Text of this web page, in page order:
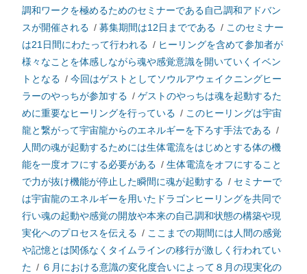
調和ワークを極めるためのセミナーである自己調和アドバン
スが開催される / 募集期間は12日までである / このセミナー
は21日間にわたって行われる / ヒーリングを含めて参加者が
様々なことを体感しながら魂や感覚意識を開いていくイベン
トとなる / 今回はゲストとしてソウルアウェイクニングヒー
ラーのやっちが参加する / ゲストのやっちは魂を起動するた
めに重要なヒーリングを行っている / このヒーリングは宇宙
龍と繋がって宇宙龍からのエネルギーを下ろす手法である /
人間の魂が起動するためには生体電流をはじめとする体の機
能を一度オフにする必要がある / 生体電流をオフにすること
で力が抜け機能が停止した瞬間に魂が起動する / セミナーで
は宇宙龍のエネルギーを用いたドラゴンヒーリングを共同で
行い魂の起動や感覚の開放や本来の自己調和状態の構築や現
実化へのプロセスを伝える / ここまでの期間には人間の感覚
や記憶とは関係なくタイムラインの移行が激しく行われてい
た / ６月における意識の変化度合いによって８月の現実化の